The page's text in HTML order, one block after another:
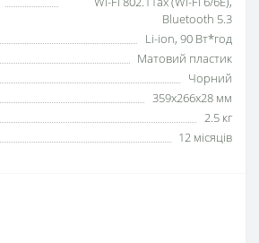
Bluetooth 5.3
Li-ion, 90 Вт*год
Матовий пластик
Чорний
359x266x28 мм
2.5 кг
12 місяців